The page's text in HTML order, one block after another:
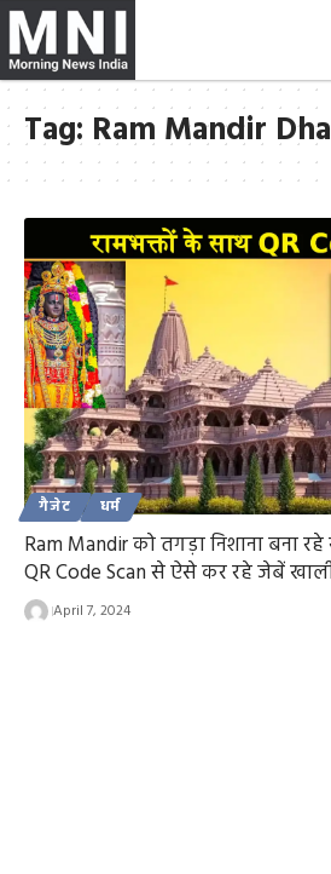
Tag: Ram Mandir
गैजेट धर्म
Ram Mandir को तगड़ा निशाना बना
QR Code Scan से ऐसे कर रहे जेबें
April 7, 2024